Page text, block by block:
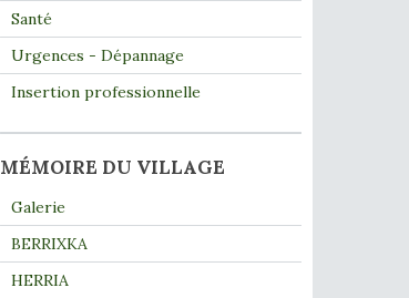
Santé
Urgences - Dépannage
Insertion professionnelle
MÉMOIRE DU VILLAGE
Galerie
BERRIXKA
HERRIA